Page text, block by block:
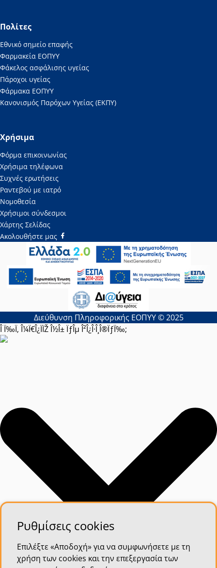
Πολίτες
Εθνικό σημείο επαφής
Φαρμακεία ΕΟΠΥΥ
Φάκελος ασφάλισης υγείας
Πάροχοι υγείας
Φάρμακα ΕΟΠΥΥ
Κανονισμός Παρόχων Υγείας (ΕΚΠΥ)
Χρήσιμα
Φόρμα επικοινωνίας
Χρήσιμα τηλέφωνα
Συχνές ερωτήσεις
Ραντεβού με ιατρό
Νομοθεσία
Χρήσιμοι σύνδεσμοι
Χάρτης Σελίδας
Ακολουθήστε μας
Διεύθυνση Πληροφορικής ΕΟΠΥΥ © 2025
Ρυθμίσεις cookies
Επιλέξτε «Αποδοχή» για να συμφωνήσετε με τη
χρήση των cookies και την επεξεργασία των
Î Ï‰Ï‚ Î¼Ï€Î¿ÏÏŽ Î½Î± ÏƒÎµ Î²Î¿Î·Î¸Î®ÏƒÏ‰;